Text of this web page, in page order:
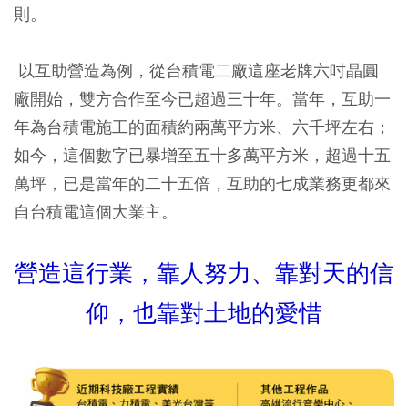
則。
以互助營造為例，從台積電二廠這座老牌六吋晶圓
廠開始，雙方合作至今已超過三十年。當年，互助一
年為台積電施工的面積約兩萬平方米、六千坪左右；
如今，這個數字已暴增至五十多萬平方米，超過十五
萬坪，已是當年的二十五倍，互助的七成業務更都來
自台積電這個大業主。
營造這行業，靠人努力、靠對天的信
仰，也靠對土地的愛惜